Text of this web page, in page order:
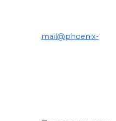
mail@phoenix-